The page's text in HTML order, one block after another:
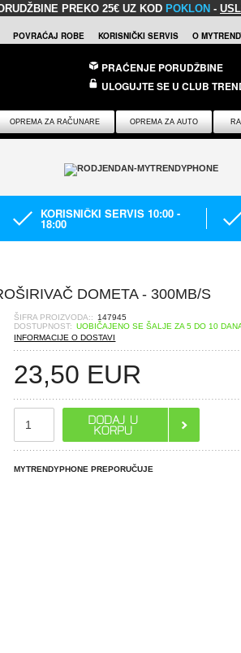
PREKO 25€ UZ KOD POKLON -
POVRAĆAJ ROBE KORISNIČKI SERVIS O
PRAĆENJE PORUDŽBINE
ULOGUJTE SE U CLUB
OPREMA ZA RAČUNARE OPREMA ZA AUTO
KORISNIČKI SERVIS 10:00 -
18:00
DOMETA - 300MB/S
ŠIFRA PROIZVODA::
147945
DOSTUPNOST: UOBIČAJENO SE ŠALJE ZA 5 DO 10
INFORMACIJE O DOSTAVI
23,50 EUR
MYTRENDYPHONE PREPORUČUJE